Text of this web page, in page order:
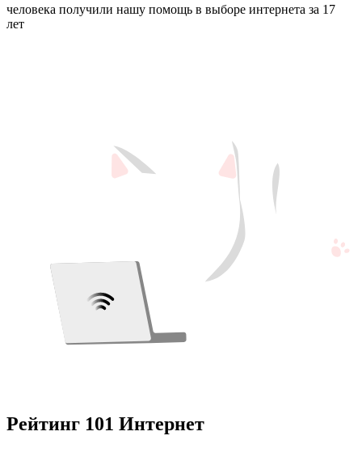
человека получили нашу помощь в выборе интернета за 17
лет
Рейтинг 101 Интернет